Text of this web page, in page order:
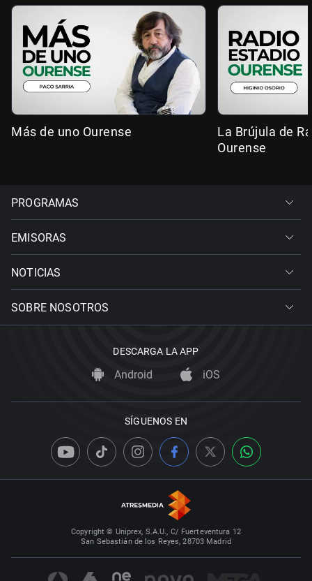
Más de uno Ourense
La Brújula de
Ourense
PROGRAMAS
EMISORAS
NOTICIAS
SOBRE NOSOTROS
DESCARGA LA APP
Android iOS
SÍGUENOS EN
Copyright © Uniprex, S.A.U., C/ Fuerteventura 12
San Sebastián de los Reyes, 28703 Madrid